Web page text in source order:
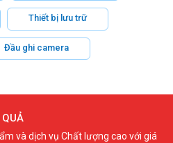
Thiết bị lưu trữ
Đầu ghi camera
QUẢ
và dịch vụ Chất lượng cao với giá